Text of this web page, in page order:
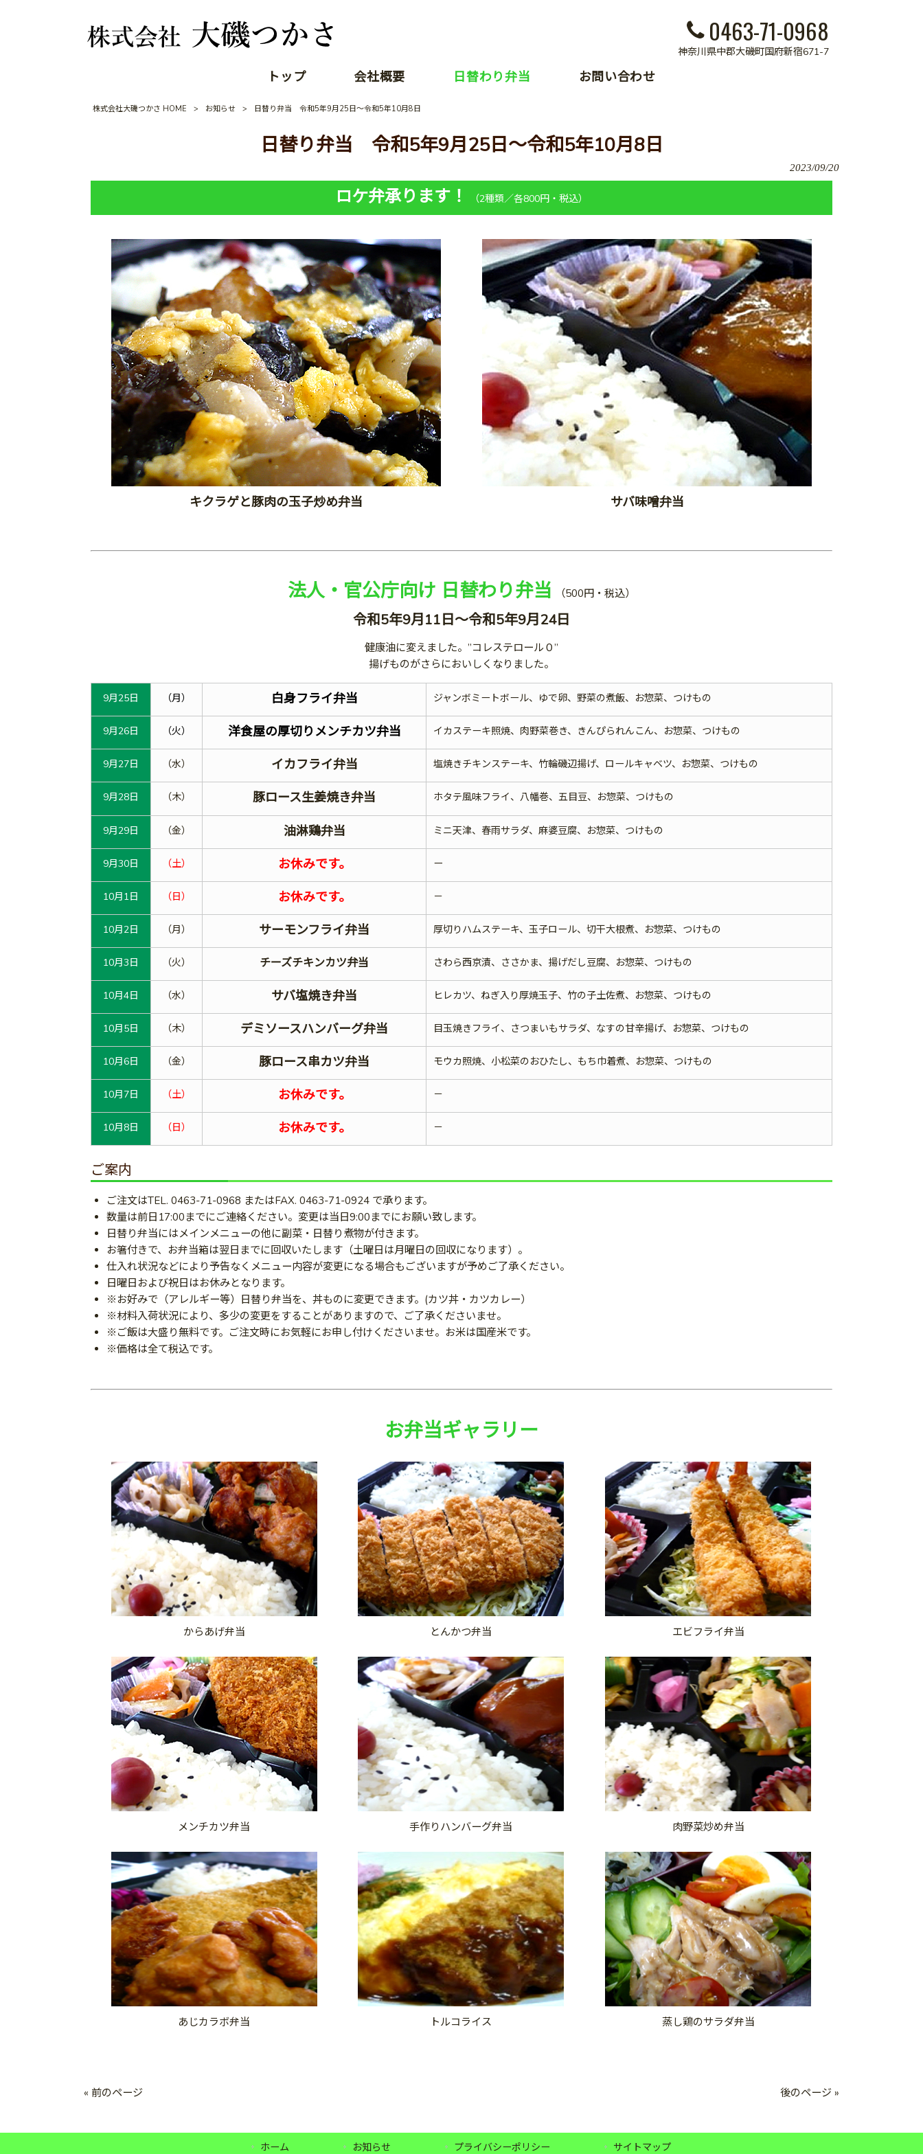
0463-71-0968
神奈川県中郡大磯町国府新宿671-7
トップ 会社概要 日替わり弁当 お問い合わせ
株式会社大磯つかさ HOME > お知らせ > 日替り弁当 令和5年9月25日～令和5年10月8日
日替り弁当 令和5年9月25日～令和5年10月8日
2023/09/20
ロケ弁承ります！ （2種類／各800円・税込）
キクラゲと豚肉の玉子炒め弁当 サバ味噌弁当
法人・官公庁向け 日替わり弁当 （500円・税込）
令和5年9月11日～令和5年9月24日
健康油に変えました。”コレステロール０”
揚げものがさらにおいしくなりました。
9月25日 （月） 白身フライ弁当 ジャンボミートボール、ゆで卵、野菜の煮飯、お惣菜、つけもの
9月26日 （火） 洋食屋の厚切りメンチカツ弁当 イカステーキ照焼、肉野菜巻き、きんぴられんこん、お惣菜、つけもの
9月27日 （水） イカフライ弁当 塩焼きチキンステーキ、竹輪磯辺揚げ、ロールキャベツ、お惣菜、つけもの
9月28日 （木） 豚ロース生姜焼き弁当 ホタテ風味フライ、八幡巻、五目豆、お惣菜、つけもの
9月29日 （金） 油淋鶏弁当 ミニ天津、春雨サラダ、麻婆豆腐、お惣菜、つけもの
9月30日 （土） お休みです。 ー
10月1日 （日） お休みです。 －
10月2日 （月） サーモンフライ弁当 厚切りハムステーキ、玉子ロール、切干大根煮、お惣菜、つけもの
10月3日 （火） チーズチキンカツ弁当 さわら西京漬、ささかま、揚げだし豆腐、お惣菜、つけもの
10月4日 （水） サバ塩焼き弁当 ヒレカツ、ねぎ入り厚焼玉子、竹の子土佐煮、お惣菜、つけもの
10月5日 （木） デミソースハンバーグ弁当 目玉焼きフライ、さつまいもサラダ、なすの甘辛揚げ、お惣菜、つけもの
10月6日 （金） 豚ロース串カツ弁当 モウカ照焼、小松菜のおひたし、もち巾着煮、お惣菜、つけもの
10月7日 （土） お休みです。 －
10月8日 （日） お休みです。 －
ご案内
ご注文はTEL. 0463-71-0968 またはFAX. 0463-71-0924 で承ります。
数量は前日17:00までにご連絡ください。変更は当日9:00までにお願い致します。
日替り弁当にはメインメニューの他に副菜・日替り煮物が付きます。
お箸付きで、お弁当箱は翌日までに回収いたします（土曜日は月曜日の回収になります）。
仕入れ状況などにより予告なくメニュー内容が変更になる場合もございますが予めご了承ください。
日曜日および祝日はお休みとなります。
※お好みで（アレルギー等）日替り弁当を、丼ものに変更できます。(カツ丼・カツカレー）
※材料入荷状況により、多少の変更をすることがありますので、ご了承くださいませ。
※ご飯は大盛り無料です。ご注文時にお気軽にお申し付けくださいませ。お米は国産米です。
※価格は全て税込です。
お弁当ギャラリー
からあげ弁当 とんかつ弁当 エビフライ弁当
メンチカツ弁当 手作りハンバーグ弁当 肉野菜炒め弁当
あじカラボ弁当 トルコライス 蒸し鶏のサラダ弁当
« 前のページ 後のページ »
ホーム お知らせ プライバシーポリシー サイトマップ